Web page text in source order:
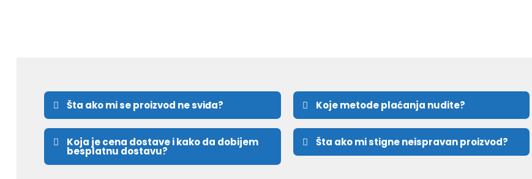
Šta ako mi se proizvod ne sviđa?
Koja je cena dostave i kako da dobijem
besplatnu dostavu?
Koje metode plaćanja nudite?
Šta ako mi stigne neispravan proizvod?